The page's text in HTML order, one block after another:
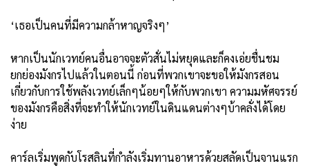
‘เธอเป็นคนที่มีความกล้าหาญจริงๆ’
หากเป็นนักเวทย์คนอื่นอาจจะตัวสั่นไม่หยุดและก็คงเอ่ยชื่นชม
ยกย่องมังกรไปแล้วในตอนนี้ ก่อนที่พวกเขาจะขอให้มังกรสอน
เกี่ยวกับการใช้พลังเวทย์เล็กๆน้อยๆให้กับพวกเขา ความมหัศจรรย์
ของมังกรคือสิ่งที่จะทำให้นักเวทย์ในดินแดนต่างๆบ้าคลั่งได้โดย
ง่าย
คาร์ลเริ่มพูดกับโรสลินที่กำลังเริ่มทานอาหารด้วยสลัดเป็นจานแรก